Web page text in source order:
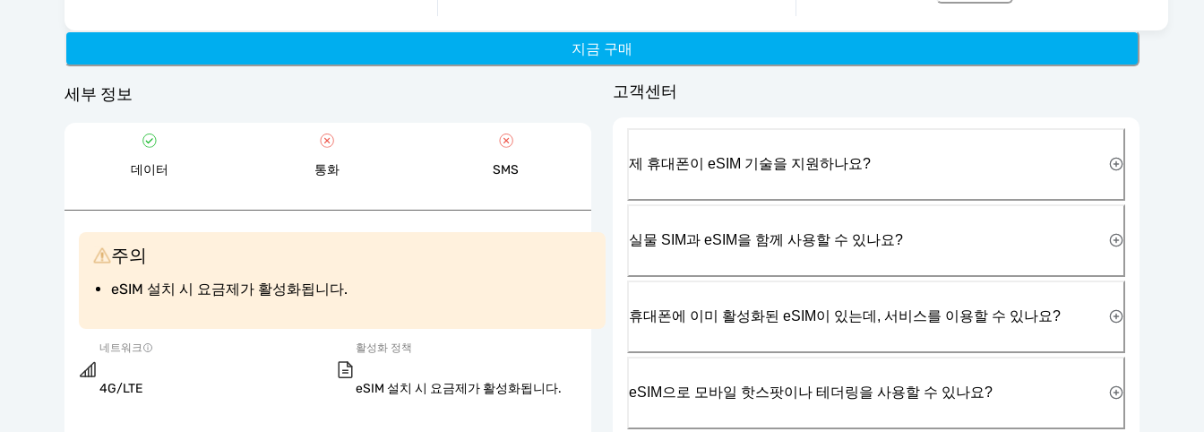
지금 구매
세부 정보
데이터 통화 SMS
주의
eSIM 설치 시 요금제가 활성화됩니다.
네트워크
4G/LTE
활성화 정책
eSIM 설치 시 요금제가 활성화됩니다.
고객센터
제 휴대폰이 eSIM 기술을 지원하나요?
실물 SIM과 eSIM을 함께 사용할 수 있나요?
휴대폰에 이미 활성화된 eSIM이 있는데, 서비스를 이용할 수 있나요?
eSIM으로 모바일 핫스팟이나 테더링을 사용할 수 있나요?